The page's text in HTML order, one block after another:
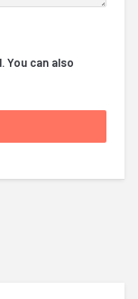
can also